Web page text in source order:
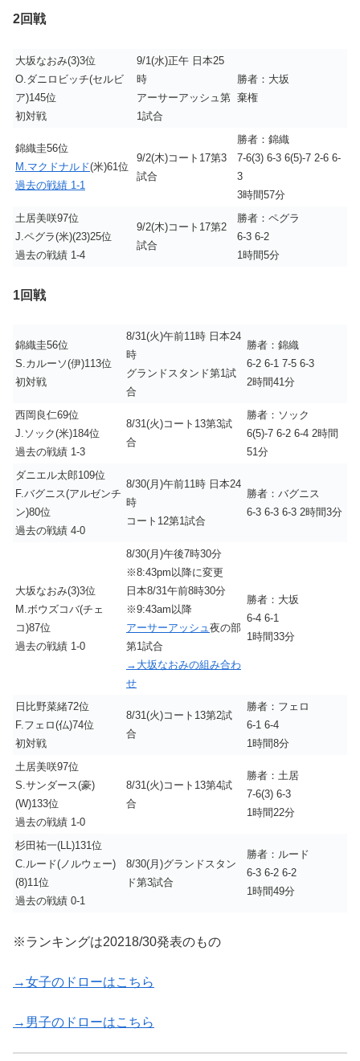
2回戦
大坂なおみ(3)3位
O.ダニロビッチ(セルビ
ア)145位
初対戦
9/1(水)正午 日本25
時
アーサーアッシュ第
1試合
勝者：大坂
棄権
錦織圭56位
M.マクドナルド(米)61位
過去の戦績 1-1
9/2(木)コート17第3
試合
勝者：錦織
7-6(3) 6-3 6(5)-7 2-6 6-
3
3時間57分
土居美咲97位
J.ペグラ(米)(23)25位
過去の戦績 1-4
9/2(木)コート17第2
試合
勝者：ペグラ
6-3 6-2
1時間5分
1回戦
錦織圭56位
S.カルーソ(伊)113位
初対戦
8/31(火)午前11時 日本24
時
グランドスタンド第1試
合
勝者：錦織
6-2 6-1 7-5 6-3
2時間41分
西岡良仁69位
J.ソック(米)184位
過去の戦績 1-3
8/31(火)コート13第3試
合
勝者：ソック
6(5)-7 6-2 6-4 2時間
51分
ダニエル太郎109位
F.バグニス(アルゼンチ
ン)80位
過去の戦績 4-0
8/30(月)午前11時 日本24
時
コート12第1試合
勝者：バグニス
6-3 6-3 6-3 2時間3分
大坂なおみ(3)3位
M.ボウズコバ(チェ
コ)87位
過去の戦績 1-0
8/30(月)午後7時30分
※8:43pm以降に変更
日本8/31午前8時30分
※9:43am以降
アーサーアッシュ夜の部
第1試合
→大坂なおみの組み合わ
せ
勝者：大坂
6-4 6-1
1時間33分
日比野菜緒72位
F.フェロ(仏)74位
初対戦
8/31(火)コート13第2試
合
勝者：フェロ
6-1 6-4
1時間8分
土居美咲97位
S.サンダース(豪)
(W)133位
過去の戦績 1-0
8/31(火)コート13第4試
合
勝者：土居
7-6(3) 6-3
1時間22分
杉田祐一(LL)131位
C.ルード(ノルウェー)
(8)11位
過去の戦績 0-1
8/30(月)グランドスタン
ド第3試合
勝者：ルード
6-3 6-2 6-2
1時間49分
※ランキングは20218/30発表のもの
→女子のドローはこちら
→男子のドローはこちら